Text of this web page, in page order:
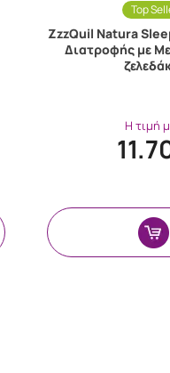
Top
ZzzQuil Natura
Διατροφής με
Η τιμή